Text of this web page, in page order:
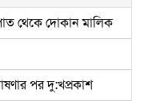
থেকে দোকান মালিক
পর দু:খপ্রকাশ